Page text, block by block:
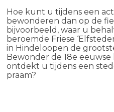
Hoe kunt u tijdens een
bewonderen dan op de
bijvoorbeeld, waar u
beroemde Friese
in Hindeloopen de
Bewonder de 18e
ontdekt u tijdens een
praam?